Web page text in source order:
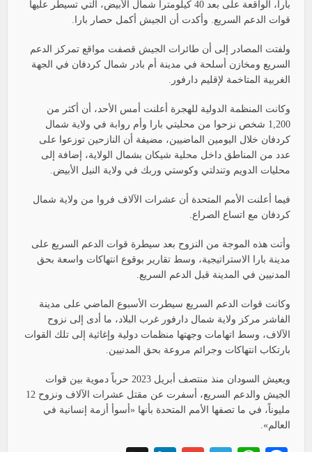
بارا، الواقعة على بعد 40 كيلومتراً شمال الأبيض، التي تسيطر عليها
قوات الدعم السريع. وأكدت أن الجيش أكمل حصار بارا.
ولفتت المصادر إلى أن طائرات الجيش قصفت مواقع تمركز الدعم
السريع ومخازن أسلحة في مدينة أم بادر شمال كردفان في الجهة
الغربية المتاخمة لإقليم دارفور.
وكانت المنظمة الدولية للهجرة أعلنت أمس الأحد، أن أكثر من
1,200 شخص نزحوا من محليتي بارا وأم روابة في ولاية شمال
كردفان خلال اليومين الماضيين، مضيفة أن النازحين توزعوا على
عدد من المناطق داخل محلية شيكان بشمال الولاية، إضافة إلى
محليات الدويم وتندلتي وكوستي وربك في ولاية النيل الأبيض.
فيما أعلنت الأمم المتحدة أن عشرات الآلاف فروا من ولاية شمال
كردفان مع اتساع الصراع.
وأتت هذه الموجة من النزوح بعد سيطرة قوات الدعم السريع على
مدينة بارا الاستراتيجية، وسط تقارير بوقوع انتهاكات واسعة بحق
المدنيين في المدينة قبل الدعم السريع.
وكانت قوات الدعم السريع سيطرت الأسبوع الماضي على مدينة
الفاشر مركز ولاية شمال دارفور غرب البلاد، ما أدى إلى نزوح
الآلاف، وسط اتهامات وجهتها منظمات دولية وإغاثية إلى تلك القوات
بارتكاب انتهاكات وجرائم مروعة بحق المدنيين.
ويعيش السودان منذ منتصف أبريل 2023 حرباً دموية بين قوات
الجيش والدعم السريع، أسفرت عن مقتل عشرات الآلاف ونزوح 12
مليوناً، في ما تصفها الأمم المتحدة بأنها «أسوأ أزمة إنسانية في
العالم».